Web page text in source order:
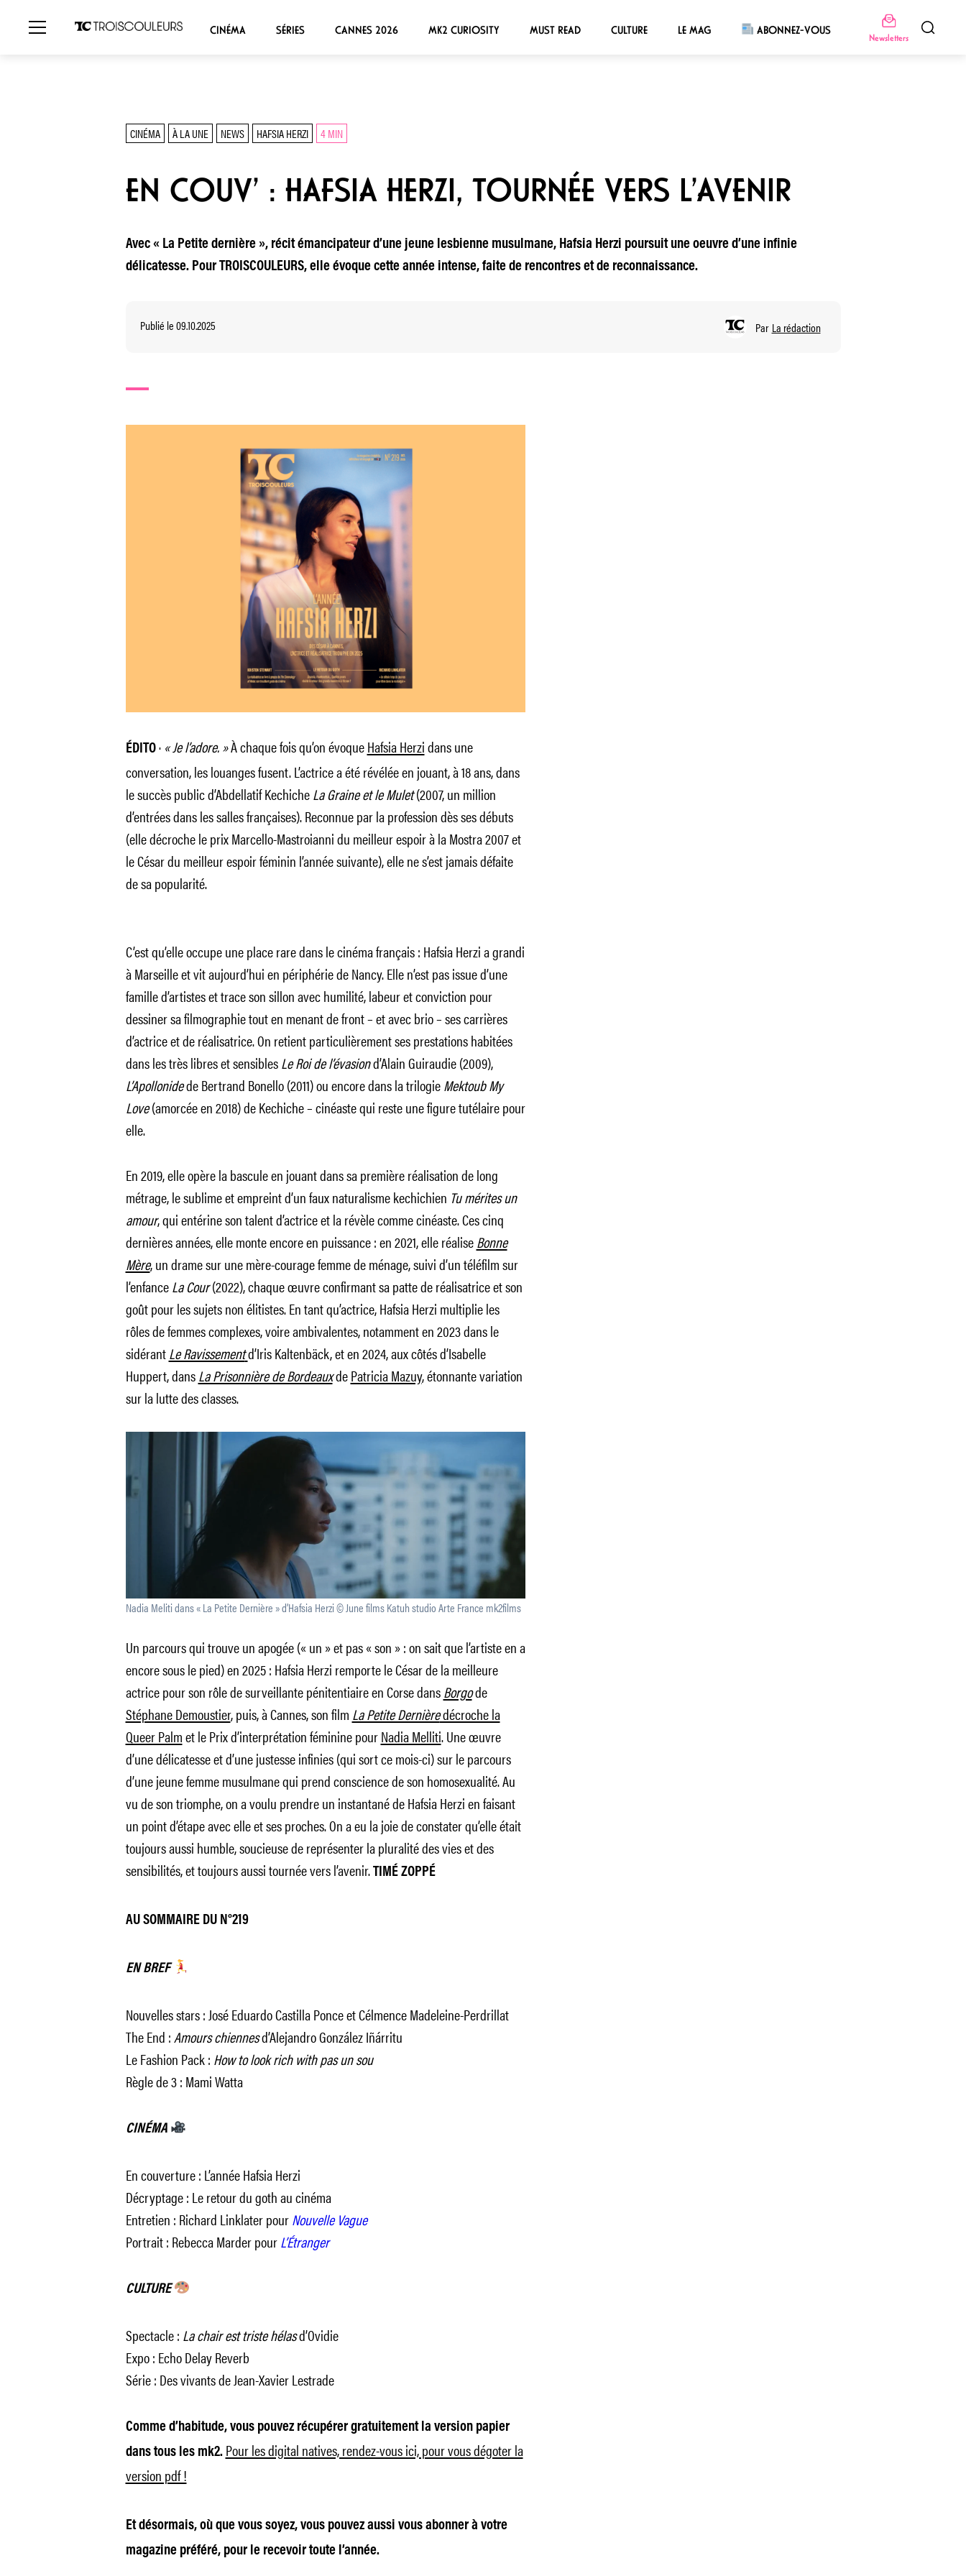
CINÉMA SÉRIES CANNES 2026 MK2 CURIOSITY MUST READ CULTURE LE MAG ABONNEZ-VOUS
Newsletters
CINÉMA À LA UNE NEWS HAFSIA HERZI 4 MIN
EN COUV’ : HAFSIA HERZI, TOURNÉE VERS L’AVENIR
Avec « La Petite dernière », récit émancipateur d’une jeune lesbienne musulmane, Hafsia Herzi poursuit une oeuvre d’une infinie
délicatesse. Pour TROISCOULEURS, elle évoque cette année intense, faite de rencontres et de reconnaissance.
Publié le 09.10.2025 Par La rédaction
ÉDITO · « Je l’adore. »À chaque fois qu’on évoque ­Hafsia Herzidans une
conversation, les louanges fusent. L’actrice a été révélée en jouant, à 18 ans, dans
le succès public d’Abdellatif KechicheLa Graine et le Mulet(2007, un million
d’entrées dans les salles françaises). Reconnue par la profession dès ses débuts
(elle décroche le prix Marcello-Mastroianni du meilleur espoir à la Mostra 2007 et
le César du meilleur espoir féminin l’année suivante), elle ne s’est jamais défaite
de sa popularité.
C’est qu’elle occupe une place rare dans le cinéma français : Hafsia Herzi a grandi
à Marseille et vit aujourd’hui en périphérie de Nancy. Elle n’est pas issue d’une
famille d’artistes et trace son sillon avec humilité, labeur et conviction pour
dessiner sa filmographie tout en menant de front – et avec brio – ses carrières
d’actrice et de réalisatrice. On retient particulièrement ses prestations habitées
dans les très libres et sensiblesLe Roi de l’évasiond’Alain Guiraudie (2009),
L’Apollonidede Bertrand Bonello (2011) ou encore dans la trilogieMektoub My
Love(amorcée en 2018) de Kechiche – cinéaste qui reste une figure tutélaire pour
elle.
En 2019, elle opère la bascule en jouant dans sa première réalisation de long
métrage, le sublime et empreint d’un faux naturalisme kechichien Tu mérites un
amour, qui entérine son talent d’actrice et la révèle comme cinéaste. Ces cinq
dernières années, elle monte encore en puissance : en 2021, elle réaliseBonne
Mère, un drame sur une mère-courage femme de ménage, suivi d’un téléfilm sur
l’enfanceLa Cour(2022), chaque œuvre confirmant sa patte de réalisatrice et son
goût pour les sujets non élitistes. En tant qu’actrice, Hafsia Herzi multiplie les
rôles de femmes complexes, voire ambivalentes, notamment en 2023 dans le
sidérantLe Ravissementd’Iris Kaltenbäck, et en 2024, aux côtés d’Isabelle
Huppert, dansLa Prisonnière de BordeauxdePatricia Mazuy, étonnante variation
sur la lutte des classes.
Nadia Meliti dans « La Petite Dernière » d’Hafsia Herzi © June films Katuh studio Arte France mk2films
Un parcours qui trouve un apogée (« un » et pas « son » : on sait que l’artiste en a
encore sous le pied) en 2025 : Hafsia Herzi remporte le César de la meilleure
actrice pour son rôle de surveillante pénitentiaire en Corse dansBorgode
Stéphane Demoustier, puis, à Cannes, son film La Petite Dernièredécroche la
Queer Palmet le Prix d’interprétation féminine pourNadia Melliti. Une œuvre
d’une délicatesse et d’une justesse infinies (qui sort ce mois-ci) sur le parcours
d’une jeune femme musulmane qui prend conscience de son homosexualité. Au
vu de son triomphe, on a voulu prendre un instantané de Hafsia Herzi en faisant
un point d’étape avec elle et ses proches. On a eu la joie de constater qu’elle était
toujours aussi humble, soucieuse de représenter la pluralité des vies et des
sensibilités, et toujours aussi tournée vers l’avenir. TIMÉ ZOPPÉ
AU SOMMAIRE DU N°219
EN BREF
Nouvelles stars : José Eduardo Castilla Ponce et Célmence Madeleine-Perdrillat
The End :Amours chiennesd’Alejandro González Iñárritu
Le Fashion Pack : How to look rich with pas un sou
Règle de 3 : Mami Watta
CINÉMA
En couverture : L’année Hafsia Herzi
Décryptage : Le retour du goth au cinéma
Entretien : Richard Linklater pourNouvelle Vague
Portrait : Rebecca Marder pourL’Étranger
CULTURE
Spectacle : La chair est triste hélasd’Ovidie
Expo : Echo Delay Reverb
Série : Des vivants de Jean-Xavier Lestrade
Comme d’habitude, vous pouvez récupérer gratuitement la version papier
dans tous les mk2. Pour les digital natives, rendez-vous ici, pour vous dégoter la
version pdf !
Et désormais, où que vous soyez, vous pouvez aussi vous abonner à votre
magazine préféré, pour le recevoir toute l’année.